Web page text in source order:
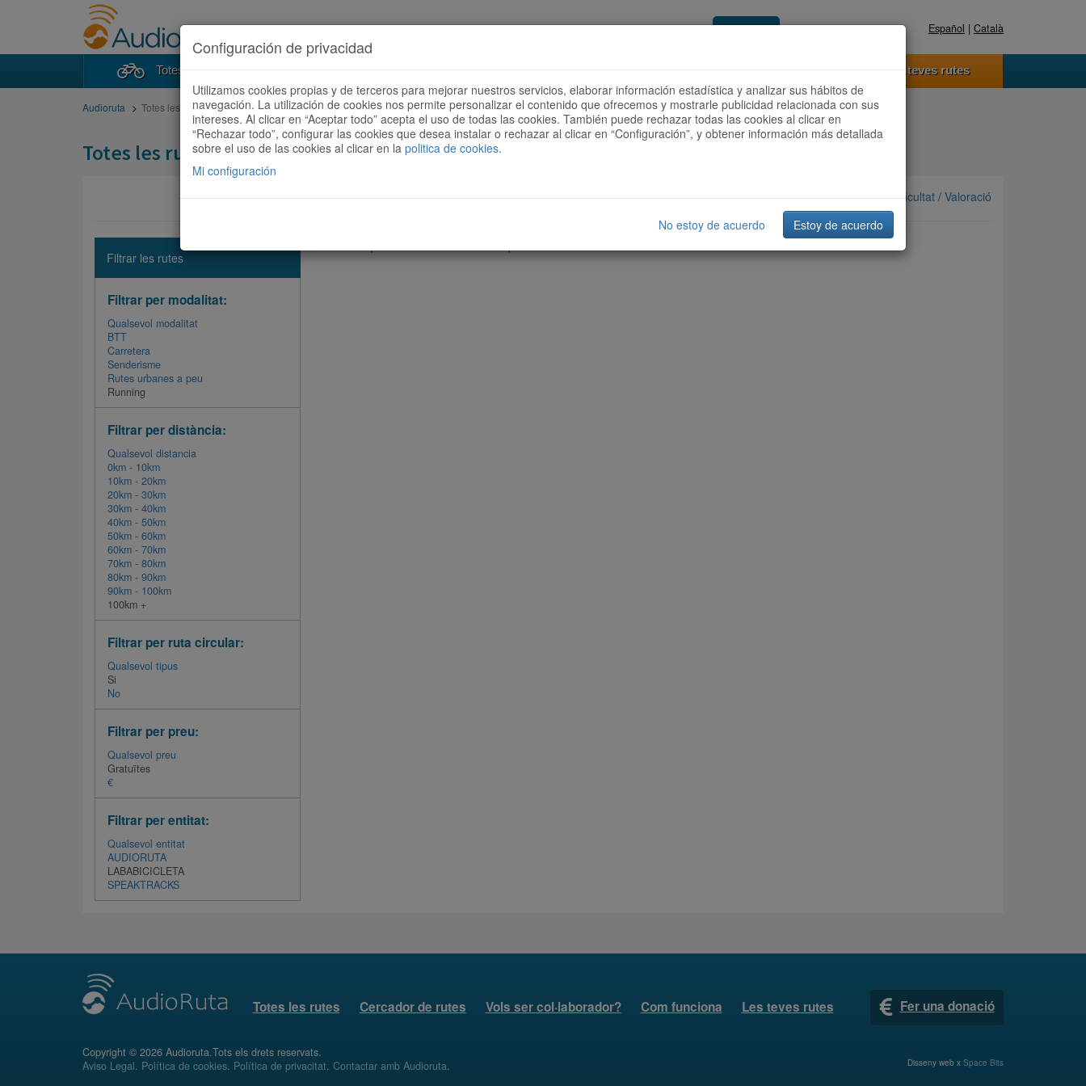
Accedeix Registra't ara Español | Català
Totes les rutes Cercador de rutes Vols ser col·laborador? Com funciona Les teves rutes
Audioruta Totes les rutes
Totes les rutes
Ordenar per: Més recents /Dificultat / Valoració
Filtrar les rutes
Filtrar per modalitat:
Qualsevol modalitat
BTT
Carretera
Senderisme
Rutes urbanes a peu
Running
Filtrar per distància:
Qualsevol distancia
0km - 10km
10km - 20km
20km - 30km
30km - 40km
40km - 50km
50km - 60km
60km - 70km
70km - 80km
80km - 90km
90km - 100km
100km +
Filtrar per ruta circular:
Qualsevol tipus
Si
No
Filtrar per preu:
Qualsevol preu
Gratuïtes
€
Filtrar per entitat:
Qualsevol entitat
AUDIORUTA
LABABICICLETA
SPEAKTRACKS
Totes les rutes Cercador de rutes Vols ser col·laborador? Com funciona Les teves rutes Fer una donació
Copyright © 2026 Audioruta.Tots els drets reservats.
Aviso Legal. Política de cookies. Política de privacitat. Contactar amb Audioruta. Disseny web x Space Bits
Configuración de privacidad
Utilizamos cookies propias y de terceros para mejorar nuestros servicios, elaborar información estadística y analizar sus hábitos de
navegación. La utilización de cookies nos permite personalizar el contenido que ofrecemos y mostrarle publicidad relacionada con sus
intereses. Al clicar en “Aceptar todo” acepta el uso de todas las cookies. También puede rechazar todas las cookies al clicar en
“Rechazar todo”, configurar las cookies que desea instalar o rechazar al clicar en “Configuración”, y obtener información más detallada
sobre el uso de las cookies al clicar en la politica de cookies.
Mi configuración
No estoy de acuerdo Estoy de acuerdo